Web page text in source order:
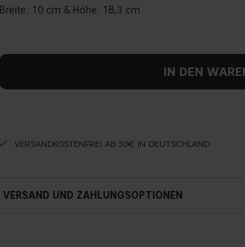
Breite: 10 cm & Höhe: 18,3 cm
IN DEN
VERSANDKOSTENFREI AB 30€ IN DEUTSCHLAND
VERSAND UND ZAHLUNGSOPTIONEN